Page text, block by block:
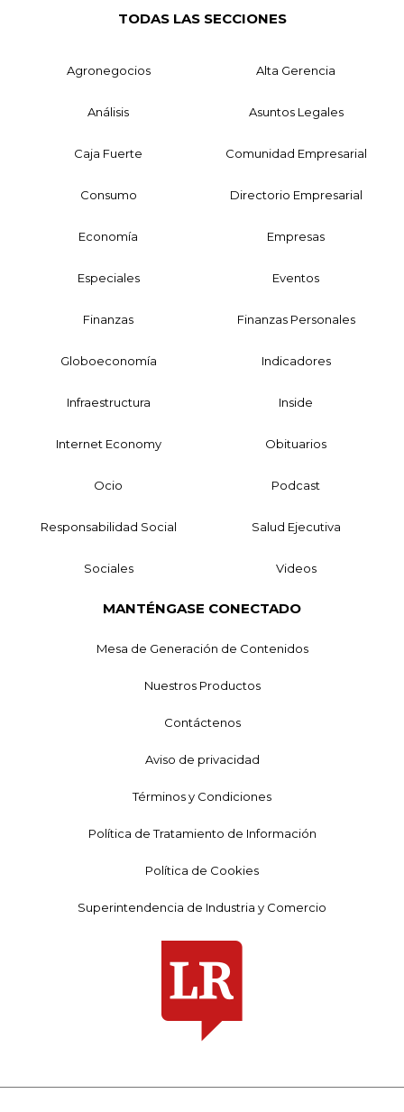
TODAS LAS SECCIONES
Agronegocios Alta Gerencia
Análisis Asuntos Legales
Caja Fuerte Comunidad Empresarial
Consumo Directorio Empresarial
Economía Empresas
Especiales Eventos
Finanzas Finanzas Personales
Globoeconomía Indicadores
Infraestructura Inside
Internet Economy Obituarios
Ocio Podcast
Responsabilidad Social Salud Ejecutiva
Sociales Videos
MANTÉNGASE CONECTADO
Mesa de Generación de Contenidos
Nuestros Productos
Contáctenos
Aviso de privacidad
Términos y Condiciones
Política de Tratamiento de Información
Política de Cookies
Superintendencia de Industria y Comercio